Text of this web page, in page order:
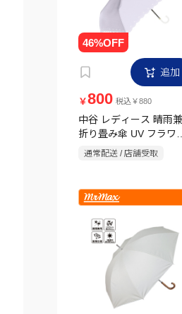
追加
￥800 税込￥880
中谷 レディース 晴雨
折り畳み傘 UV フラワー
ヒートカット 55cm
通常配送 / 店舗受取